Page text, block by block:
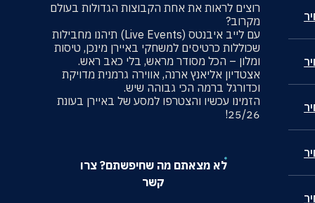
רוצים לראות את אחת הקבוצות הגדולות בעולם
מקרוב?
עם לייב איבנטס (Live Events) תיהנו מחבילות
שכוללות כרטיסים למשחקי באיירן מינכן, טיסות
ומלון – הכל מסודר מראש, בלי כאב ראש.
אצטדיון אליאנץ ארנה, אווירה גרמנית מדויקת
וכדורגל ברמה הכי גבוהה שיש.
הזמינו עכשיו והצטרפו למסע של באיירן בעונת
25/26!
לא מצאתם מה שחיפשתם? צרו
קשר